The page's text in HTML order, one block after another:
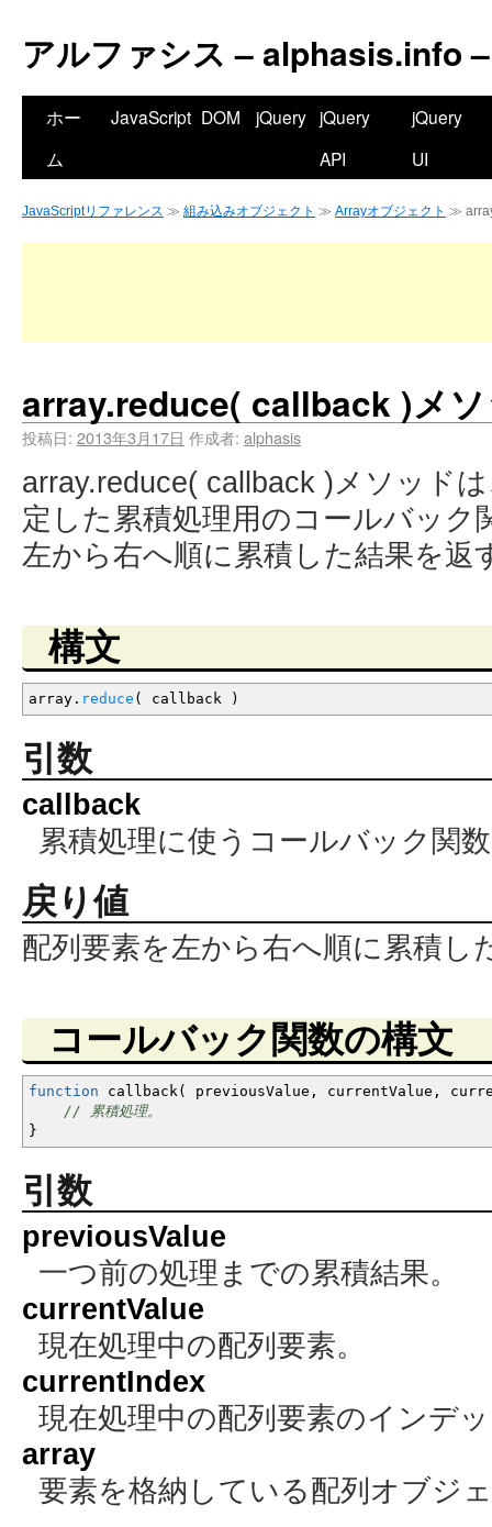
アルファシス – alphasis.info –
ホー
ム
JavaScript DOM jQuery jQuery
API
jQuery
UI
JavaScriptリファレンス ≫ 組み込みオブジェクト ≫ Arrayオブジェクト ≫
array.reduce( callback )メ
投稿日: 2013年3月17日 作成者: alphasis
array.reduce( callback )メソッド
定した累積処理用のコールバック
左から右へ順に累積した結果を返
構文
array. reduce ( callback )
引数
callback
累積処理に使うコールバック関
戻り値
配列要素を左から右へ順に累積し
コールバック関数の構文
function callback( previousValue , currentValue ,
// 累積処理。
}
引数
previousValue
一つ前の処理までの累積結果。
currentValue
現在処理中の配列要素。
currentIndex
現在処理中の配列要素のインデ
array
要素を格納している配列オブジ